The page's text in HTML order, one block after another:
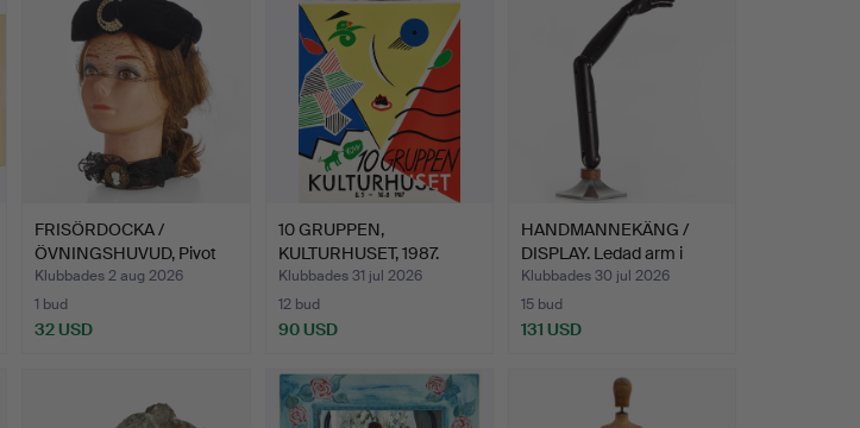
FRISÖRDOCKA /
ÖVNINGSHUVUD, Pivot
Point, S…
Klubbades 2 aug 2026
1 bud
32 USD
10 GRUPPEN,
KULTURHUSET, 1987.
Klubbades 31 jul 2026
12 bud
90 USD
HANDMANNEKÄNG /
DISPLAY. Ledad arm i
svart…
Klubbades 30 jul 2026
15 bud
131 USD